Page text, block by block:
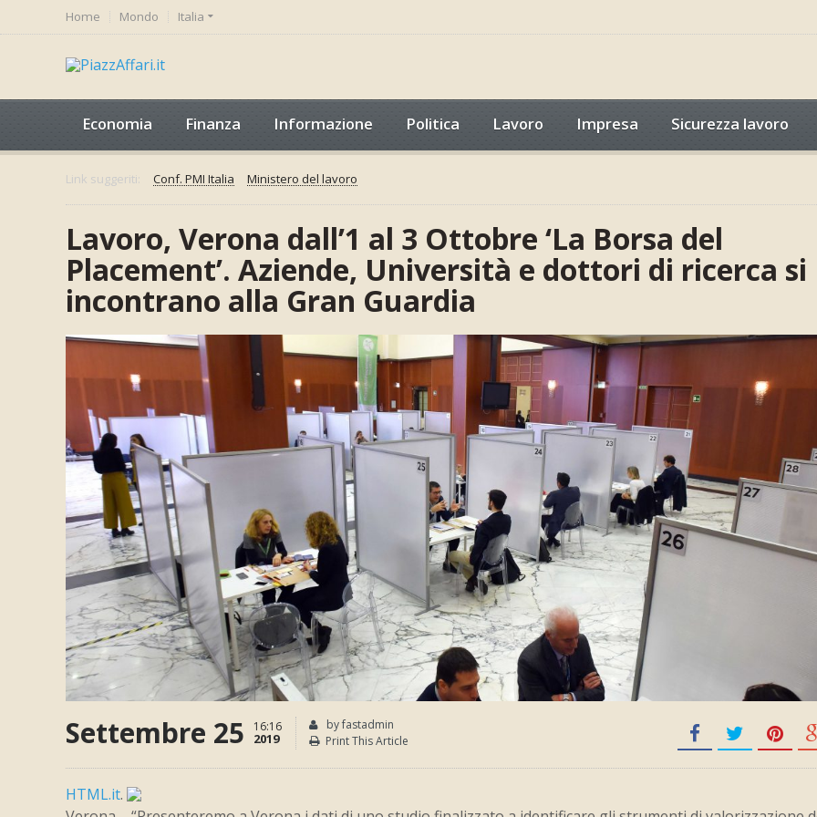
Home Mondo Italia
Economia Finanza Informazione Politica Lavoro Impresa Sicurezza lavoro
Link suggeriti: Conf. PMI Italia Ministero del lavoro
Lavoro, Verona dall’1 al 3 Ottobre ‘La Borsa del
Placement’. Aziende, Università e dottori di ricerca si
incontrano alla Gran Guardia
Settembre 25 16:16
2019
by fastadmin
Print This Article
HTML.it.